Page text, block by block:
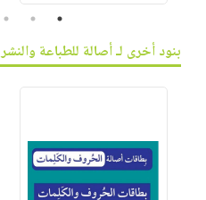
1
2
3
بنود أخرى لـ أصالة للطباعة